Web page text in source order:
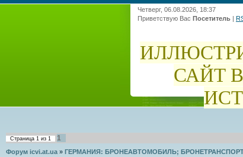
Четверг, 06.08.2026, 18:37
Приветствую Вас Посетитель |
САЙТ
Страница 1 из 1 1
Форум icvi.at.ua » ГЕРМАНИЯ: БРОНЕАВТОМОБИЛЬ;